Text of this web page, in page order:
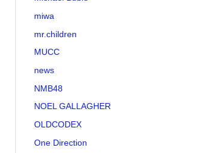
miwa
mr.children
MUCC
news
NMB48
NOEL GALLAGHER
OLDCODEX
One Direction